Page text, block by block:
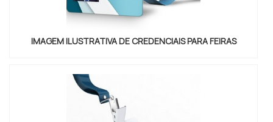
IMAGEM ILUSTRATIVA DE CREDENCIAIS PARA FEIRAS